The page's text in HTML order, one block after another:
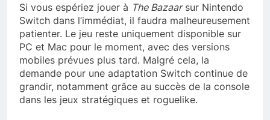
Si vous espériez jouer à The Bazaarsur Nintendo
Switch dans l’immédiat, il faudra malheureusement
patienter. Le jeu reste uniquement disponible sur
PC et Mac pour le moment, avec des versions
mobiles prévues plus tard. Malgré cela, la
demande pour une adaptation Switch continue de
grandir, notamment grâce au succès de la console
dans les jeux stratégiques et roguelike.